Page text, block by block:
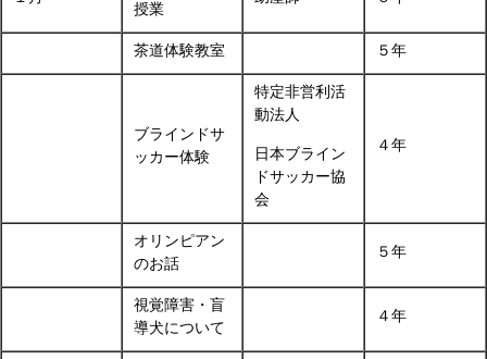
授業
茶道体験教室 ５年
ブラインドサ
ッカー体験
特定非営利活
動法人
日本ブライン
ドサッカー協
会
４年
オリンピアン
のお話
５年
視覚障害・盲
導犬について
４年